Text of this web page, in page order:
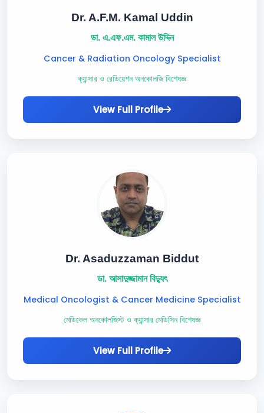
Dr. A.F.M. Kamal Uddin
ডা. এ.এফ.এম. কামাল উদ্দিন
Cancer & Radiation Oncology Specialist
ক্যান্সার ও রেডিয়েশন অনকোলজি বিশেষজ্ঞ
View Full Profile
Dr. Asaduzzaman Biddut
ডা. আসাদুজ্জামান বিদ্যুৎ
Medical Oncologist & Cancer Medicine Specialist
মেডিকেল অনকোলজিস্ট ও ক্যান্সার মেডিসিন বিশেষজ্ঞ
View Full Profile